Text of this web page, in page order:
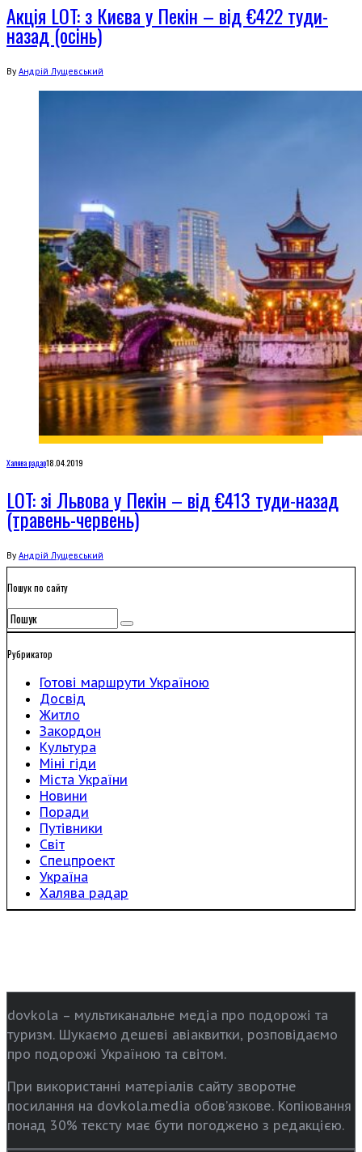
Акція LOT: з Києва у Пекін – від €422 туди-
назад (осінь)
By Андрій Лущевський
Халява радар18.04.2019
LOT: зі Львова у Пекін – від €413 туди-назад
(травень-червень)
By Андрій Лущевський
Пошук по сайту
Рубрикатор
Готові маршрути Україною
Досвід
Житло
Закордон
Культура
Міні гіди
Міста України
Новини
Поради
Путівники
Світ
Спецпроект
Україна
Халява радар
dovkola – мультиканальне медіа про подорожі та
туризм. Шукаємо дешеві авіаквитки, розповідаємо
про подорожі Україною та світом.
При використанні матеріалів сайту зворотне
посилання на dovkola.media обов’язкове. Копіювання
понад 30% тексту має бути погоджено з редакцією.